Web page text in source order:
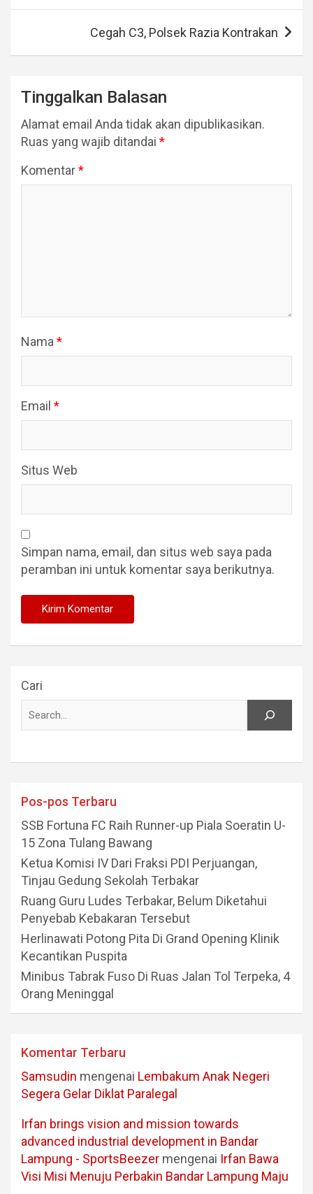
Cegah C3, Polsek Razia Kontrakan
Tinggalkan Balasan
Alamat email Anda tidak akan dipublikasikan.
Ruas yang wajib ditandai *
Komentar*
Nama *
Email *
Situs Web
Simpan nama, email, dan situs web saya pada
peramban ini untuk komentar saya berikutnya.
Cari
Pos-pos Terbaru
SSB Fortuna FC Raih Runner-up Piala Soeratin U-
15 Zona Tulang Bawang
Ketua Komisi IV Dari Fraksi PDI Perjuangan,
Tinjau Gedung Sekolah Terbakar
Ruang Guru Ludes Terbakar, Belum Diketahui
Penyebab Kebakaran Tersebut
Herlinawati Potong Pita Di Grand Opening Klinik
Kecantikan Puspita
Minibus Tabrak Fuso Di Ruas Jalan Tol Terpeka, 4
Orang Meninggal
Komentar Terbaru
Samsudin mengenai Lembakum Anak Negeri
Segera Gelar Diklat Paralegal
Irfan brings vision and mission towards
advanced industrial development in Bandar
Lampung - SportsBeezer mengenai Irfan Bawa
Visi Misi Menuju Perbakin Bandar Lampung Maju